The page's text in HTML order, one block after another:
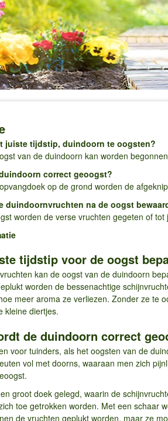
juiste tijdstip, duindoorn te oogsten?
van de duindoorn kan worden
correct geoogst?
op de grond worden de
duindoornvruchten na de oogst
worden de verse vruchten gegeten of
tijdstip voor de oogst
kan de oogst van de duindoorn
worden de bessenachtige
meer aroma ze verliezen. Zonder ze te
kleine diertjes.
de duindoorn correct
voor tuinders, als het oogsten van de
vol met doorns, waaraan men zich
groot doek gelegd, waarin de
toe getrokken worden. Met een schaar
de vruchten geplukt worden, maar ze